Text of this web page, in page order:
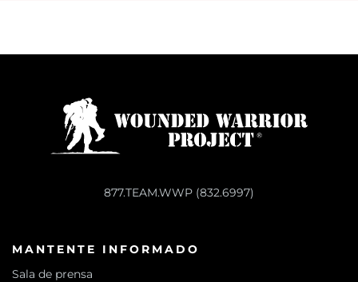
877.TEAM.WWP (832.6997)
MANTENTE INFORMADO
Sala de prensa